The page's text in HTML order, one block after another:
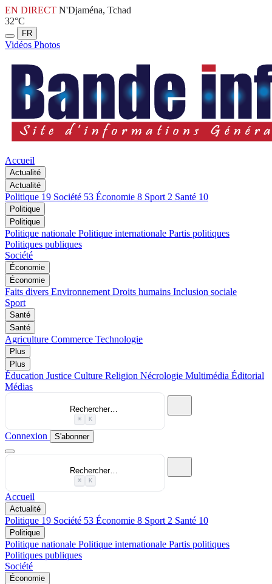
EN DIRECT N'Djaména, Tchad
32°C
FR
Vidéos Photos
Accueil
Actualité
Actualité
Politique 19 Société 53 Économie 8 Sport 2 Santé 10
Politique
Politique
Politique nationale Politique internationale Partis politiques
Politiques publiques
Société
Économie
Économie
Faits divers Environnement Droits humains Inclusion sociale
Sport
Santé
Santé
Agriculture Commerce Technologie
Plus
Plus
Éducation Justice Culture Religion Nécrologie Multimédia Éditorial
Médias
Rechercher…
⌘ K
Connexion S'abonner
Rechercher…
⌘ K
Accueil
Actualité
Politique 19 Société 53 Économie 8 Sport 2 Santé 10
Politique
Politique nationale Politique internationale Partis politiques
Politiques publiques
Société
Économie